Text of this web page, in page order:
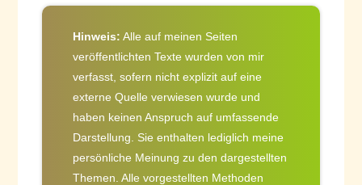
Hinweis: Alle auf meinen Seiten
veröffentlichten Texte wurden von mir
verfasst, sofern nicht explizit auf eine
externe Quelle verwiesen wurde und
haben keinen Anspruch auf umfassende
Darstellung. Sie enthalten lediglich meine
persönliche Meinung zu den dargestellten
Themen. Alle vorgestellten Methoden